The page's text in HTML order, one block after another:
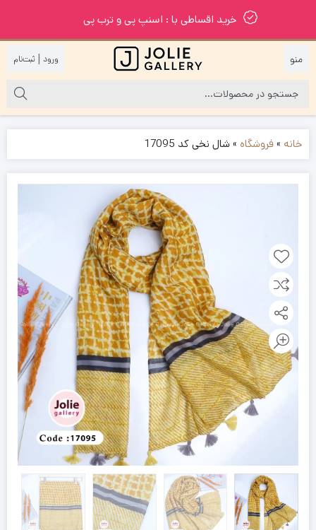
خرید اقساطی با : اسنپ پی و ترب پی
|
خانه »فروشگاه »شال نخی کد 17095